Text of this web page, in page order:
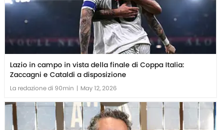
Lazio in campo in vista della finale di Coppa Italia:
Zaccagni e Cataldi a disposizione
La redazione di 90min | May 12, 2026